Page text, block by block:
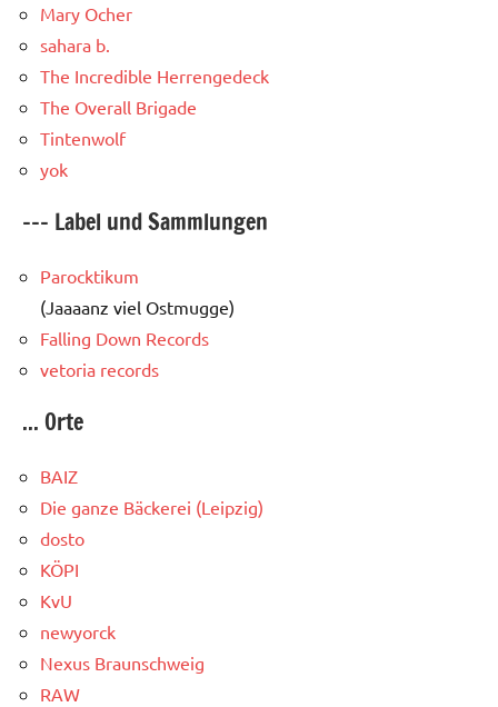
Mary Ocher
sahara b.
The Incredible Herrengedeck
The Overall Brigade
Tintenwolf
yok
--- Label und Sammlungen
Parocktikum
(Jaaaanz viel Ostmugge)
Falling Down Records
vetoria records
... Orte
BAIZ
Die ganze Bäckerei (Leipzig)
dosto
KÖPI
KvU
newyorck
Nexus Braunschweig
RAW